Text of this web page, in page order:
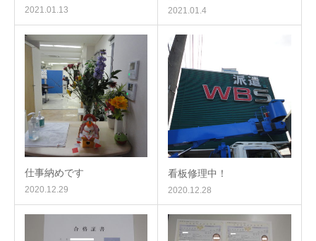
2021.01.13 2021.01.4
仕事納めです
2020.12.29
看板修理中！
2020.12.28